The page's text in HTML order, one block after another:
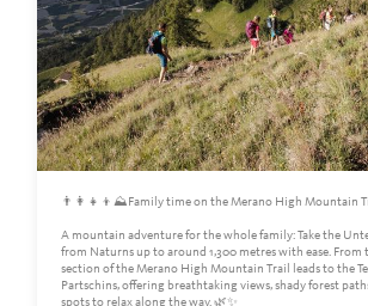
👨‍👩‍👧‍👦⛰️Family time on the Merano High Mountain
A mountain adventure for the whole family: Take the
from Naturns up to around 1,300 metres with ease. From
section of the Merano High Mountain Trail leads to the
Partschins, offering breathtaking views, shady forest